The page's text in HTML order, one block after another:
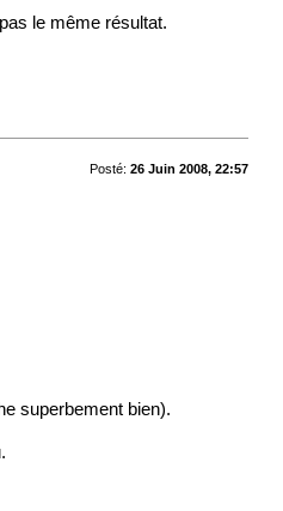
le même résultat.
Posté: 26 Juin 2008, 22:57
superbement bien).